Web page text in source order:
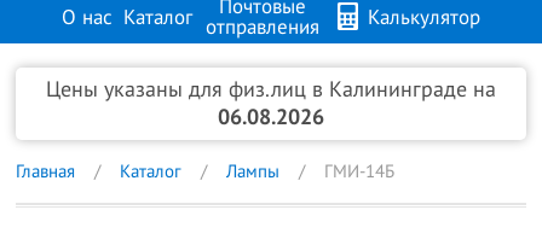
О нас Каталог
Почтовые
отправления
Калькулятор
Продажа металлов FAQ
Цены указаны для физ.лиц в Калининграде на
06.08.2026
Главная Каталог Лампы ГМИ-14Б